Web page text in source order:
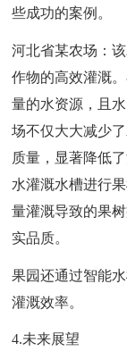
些成功的案例。
河北省某农场：
作物的高效灌溉
量的水资源，且
场不仅大大减少
质量，显著降低
水灌溉水槽进行
量灌溉导致的果
实品质。
果园还通过智能
灌溉效率。
4.未来展望